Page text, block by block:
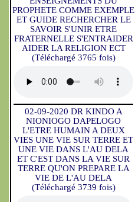
PROPHETE COMME EXEMPLE
ET GUIDE RECHERCHER LE
SAVOIR S'UNIR ETRE
FRATERNELLE S'ENTRAIDER
AIDER LA RELIGION ECT
(Téléchargé 3765 fois)
02-09-2020 DR KINDO A
NIONIOGO DAPELOGO
L'ETRE HUMAIN A DEUX
VIES UNE VIE SUR TERRE ET
UNE VIE DANS L'AU DELA
ET C'EST DANS LA VIE SUR
TERRE QU'ON PREPARE LA
VIE DE L'AU DELA
(Téléchargé 3739 fois)